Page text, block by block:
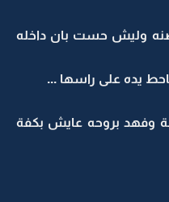
وليش حست بان داخله
يده على راسها ...
وفهد بروحه عايش بكفة